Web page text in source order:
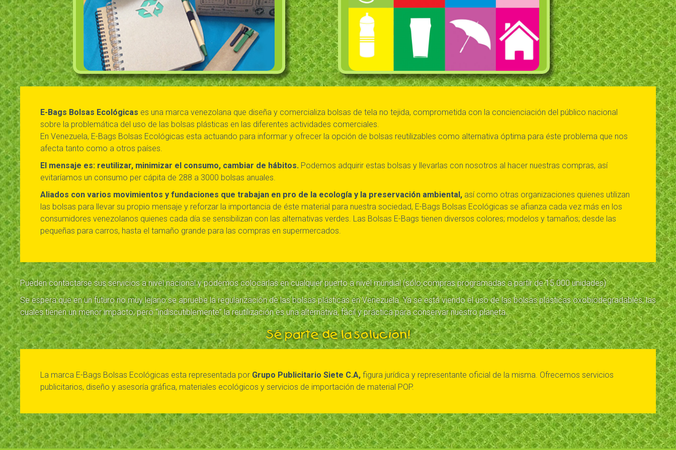
E-Bags Bolsas Ecológicas es una marca venezolana que diseña y comercializa bolsas de tela no tejida, comprometida con la concienciación del público nacional
sobre la problemática del uso de las bolsas plásticas en las diferentes actividades comerciales.
En Venezuela, E-Bags Bolsas Ecológicas esta actuando para informar y ofrecer la opción de bolsas reutilizables como alternativa óptima para éste problema que nos
afecta tanto como a otros países.
El mensaje es: reutilizar, minimizar el consumo, cambiar de hábitos. Podemos adquirir estas bolsas y llevarlas con nosotros al hacer nuestras compras, así
evitaríamos un consumo per cápita de 288 a 3000 bolsas anuales.
Aliados con varios movimientos y fundaciones que trabajan en pro de la ecología y la preservación ambiental, así como otras organizaciones quienes utilizan
las bolsas para llevar su propio mensaje y reforzar la importancia de éste material para nuestra sociedad, E-Bags Bolsas Ecológicas se afianza cada vez más en los
consumidores venezolanos quienes cada día se sensibilizan con las alternativas verdes. Las Bolsas E-Bags tienen diversos colores; modelos y tamaños; desde las
pequeñas para carros, hasta el tamaño grande para las compras en supermercados.
Pueden contactarse sus servicios a nivel nacional y podemos colocarlas en cualquier puerto a nivel mundial (sólo compras programadas a partir de 15.000 unidades)
Se espera que en un futuro no muy lejano se apruebe la regularización de las bolsas plásticas en Venezuela. Ya se está viendo el uso de las bolsas plásticas oxobiodegradables, las
cuales tienen un menor impacto; pero “indiscutiblemente” la reutilización es una alternativa, fácil y práctica para conservar nuestro planeta.
Sé parte de la solución!
La marca E-Bags Bolsas Ecológicas esta representada por Grupo Publicitario Siete C.A, figura jurídica y representante oficial de la misma. Ofrecemos servicios
publicitarios, diseño y asesoría gráfica, materiales ecológicos y servicios de importación de material POP.